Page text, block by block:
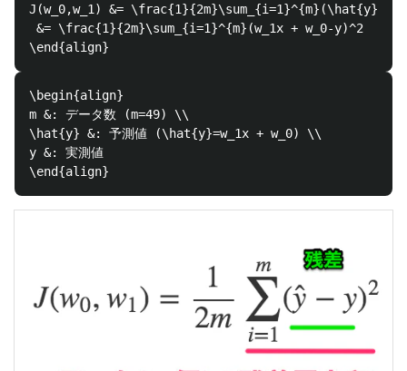
J(w_0,w_1) &= \frac{1}{2m}\sum_{i=1}^{m}(\hat{y}-
&= \frac{1}{2m}\sum_{i=1}^{m}(w_1x + w_0-y)^2
\begin{align}
m &: データ数 (m=49) \\
\hat{y} &: 予測値 (\hat{y}=w_1x + w_0) \\
y &: 実測値